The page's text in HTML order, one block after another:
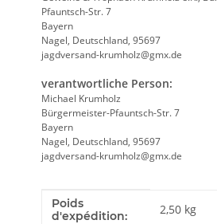
Pfauntsch-Str. 7
Bayern
Nagel, Deutschland, 95697
jagdversand-krumholz@gmx.de
verantwortliche Person:
Michael Krumholz
Bürgermeister-Pfauntsch-Str. 7
Bayern
Nagel, Deutschland, 95697
jagdversand-krumholz@gmx.de
Caractéristique du produit
Valeur
Poids
d'expédition:
2,50 kg